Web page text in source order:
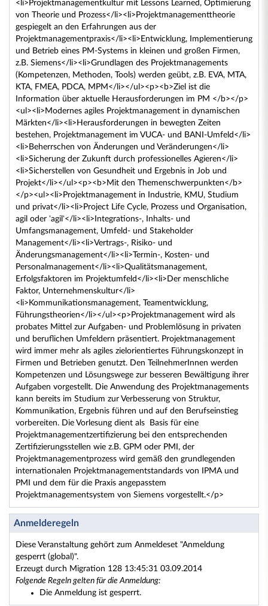
<li>Projektmanagementkultur mit Lessons Learned, Optimierung
von Theorie und Prozess</li><li>Projektmanagementtheorie
gespiegelt an den Erfahrungen aus der
Projektmanagementpraxis</li><li>Entwicklung, Implementierung
und Betrieb eines PM-Systems in kleinen und großen Firmen,
z.B. Siemens</li><li>Grundlagen des Projektmanagements
(Kompetenzen, Methoden, Tools) werden geübt, z.B. EVA, MTA,
KTA, FMEA, PDCA, MPM</li></ul><p><b>Ziel ist die
Information über aktuelle Herausforderungen im PM </b></p>
<ul><li>Modernes agiles Projektmanagement in dynamischen
Märkten</li><li>Herausforderungen in bewegten Zeiten
bestehen, Projektmanagement im VUCA- und BANI-Umfeld</li>
<li>Beherrschen von Änderungen und Veränderungen</li>
<li>Sicherung der Zukunft durch professionelles Agieren</li>
<li>Sicherstellen von Gesundheit und Ergebnis in Job und
Projekt</li></ul><p><b>Mit den Themenschwerpunkten</b>
</p><ul><li>Projektmanagement in Industrie, KMU, Studium
und privat</li><li>Project Life Cycle, Prozess und Organisation,
agil oder ‘agil‘</li><li>Integrations-, Inhalts- und
Umfangsmanagement, Umfeld- und Stakeholder
Management</li><li>Vertrags-, Risiko- und
Änderungsmanagement</li><li>Termin-, Kosten- und
Personalmanagement</li><li>Qualitätsmanagement,
Erfolgsfaktoren im Projektumfeld</li><li>Der menschliche
Faktor, Unternehmenskultur</li>
<li>Kommunikationsmanagement, Teamentwicklung,
Führungstheorien</li></ul><p>Projektmanagement wird als
probates Mittel zur Aufgaben- und Problemlösung in privaten
und beruflichen Umfeldern präsentiert. Projektmanagement
wird immer mehr als agiles zielorientiertes Führungskonzept in
Firmen und Betrieben genutzt. Den TeilnehmerInnen werden
Kompetenzen und Lösungswege zur besseren Bewältigung ihrer
Aufgaben vorgestellt. Die Anwendung des Projektmanagements
kann bereits im Studium zur Verbesserung von Struktur,
Kommunikation, Ergebnis führen und auf den Berufseinstieg
vorbereiten. Die Vorlesung dient als Basis für eine
Projektmanagementzertifizierung bei den entsprechenden
Zertifizierungsstellen wie z.B. GPM oder PMI, der
Projektmanagementprozess wird gemäß den grundlegenden
internationalen Projektmanagementstandards von IPMA und
PMI und dem für die Praxis angepasstem
Projektmanagementsystem von Siemens vorgestellt.</p>
Anmelderegeln
Diese Veranstaltung gehört zum Anmeldeset "Anmeldung
gesperrt (global)".
Erzeugt durch Migration 128 13:45:31 03.09.2014
Folgende Regeln gelten für die Anmeldung:
Die Anmeldung ist gesperrt.